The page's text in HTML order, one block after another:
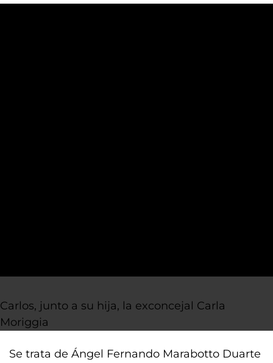
Carlos, junto a su hija, la exconcejal Carla
Moriggia
Se trata de Ángel Fernando Marabotto Duarte